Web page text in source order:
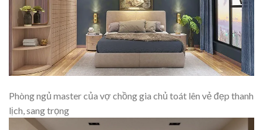
Phòng ngủ master của vợ chồng gia chủ toát lên vẻ đẹp thanh
lịch, sang trọng